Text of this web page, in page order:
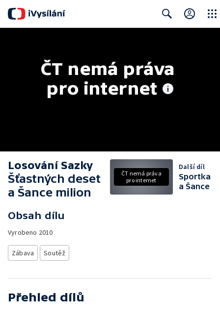
ČT nemá práva
pro internet
Losování Sazky
Šťastných deset
a Šance milion
Obsah dílu
Vyrobeno 2010
Zábava Soutěž
ČT nemá práva
pro internet
Další díl
Sportka
a Šance
Přehled dílů